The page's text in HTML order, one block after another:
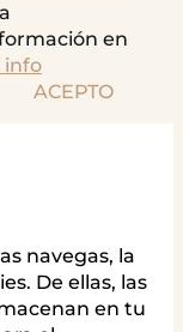
en
info
ACEPTO
navegas, la
De ellas, las
en tu